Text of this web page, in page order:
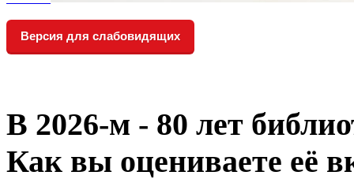
Версия для слабовидящих
В 2026‑м - 80 лет
Как вы оцениваете её